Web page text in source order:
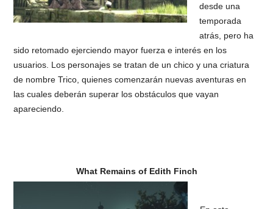
desde una
temporada
atrás, pero ha
sido retomado ejerciendo mayor fuerza e interés en los
usuarios. Los personajes se tratan de un chico y una criatura
de nombre Trico, quienes comenzarán nuevas aventuras en
las cuales deberán superar los obstáculos que vayan
apareciendo.
What Remains of Edith Finch